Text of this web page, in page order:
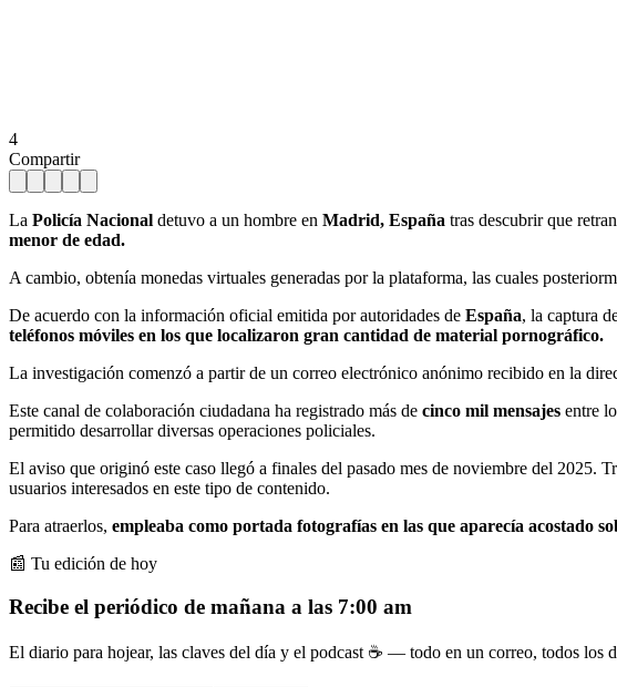
4
Compartir
La Policía Nacional detuvo a un hombre en Madrid, España tras descubrir que
menor de edad.
A cambio, obtenía monedas virtuales generadas por la plataforma, las cuales
De acuerdo con la información oficial emitida por autoridades de España, la captura
teléfonos móviles en los que localizaron gran cantidad de material pornográfico.
La investigación comenzó a partir de un correo electrónico anónimo recibido en la
Este canal de colaboración ciudadana ha registrado más de cinco mil mensajes entre
permitido desarrollar diversas operaciones policiales.
El aviso que originó este caso llegó a finales del pasado mes de noviembre del 2025.
usuarios interesados en este tipo de contenido.
Para atraerlos, empleaba como portada fotografías en las que aparecía acostado
📰 Tu edición de hoy
Recibe el periódico de mañana a las 7:00 am
El diario para hojear, las claves del día y el podcast ☕ — todo en un correo, todos los